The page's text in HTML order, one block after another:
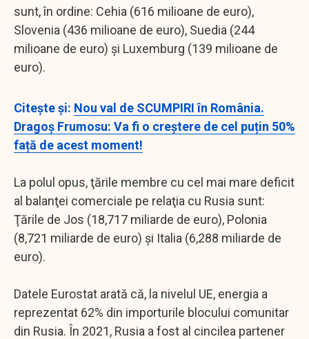
sunt, în ordine: Cehia (616 milioane de euro),
Slovenia (436 milioane de euro), Suedia (244
milioane de euro) şi Luxemburg (139 milioane de
euro).
Citeşte şi: Nou val de SCUMPIRI în România.
Dragoș Frumosu: Va fi o creștere de cel puțin 50%
față de acest moment!
La polul opus, ţările membre cu cel mai mare deficit
al balanţei comerciale pe relaţia cu Rusia sunt:
Ţările de Jos (18,717 miliarde de euro), Polonia
(8,721 miliarde de euro) şi Italia (6,288 miliarde de
euro).
Datele Eurostat arată că, la nivelul UE, energia a
reprezentat 62% din importurile blocului comunitar
din Rusia. În 2021, Rusia a fost al cincilea partener